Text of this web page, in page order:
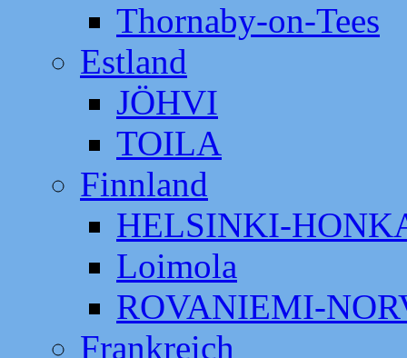
Thornaby-on-Tees
Estland
JÖHVI
TOILA
Finnland
HELSINKI-
Loimola
ROVANIEMI-
Frankreich